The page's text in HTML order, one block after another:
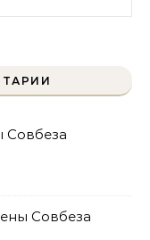
Совбеза
Совбеза